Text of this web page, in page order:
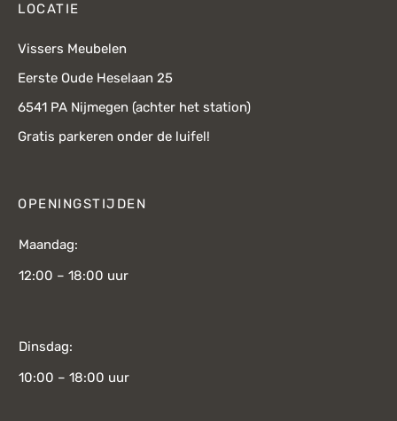
LOCATIE
Vissers Meubelen
Eerste Oude Heselaan 25
6541 PA Nijmegen (achter het station)
Gratis parkeren onder de luifel!
OPENINGSTIJDEN
Maandag:
12:00 – 18:00 uur
Dinsdag:
10:00 – 18:00 uur